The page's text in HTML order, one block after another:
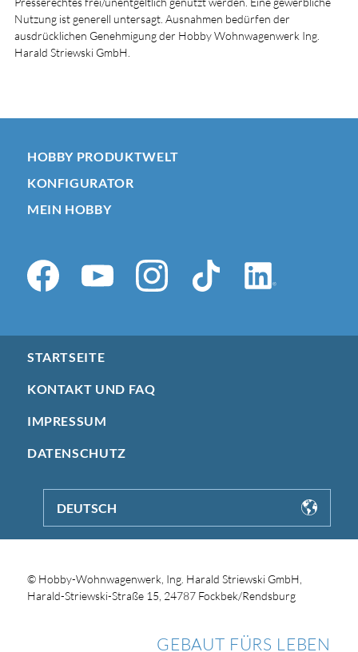
Nutzung ist generell untersagt. Ausnahmen bedürfen der
ausdrücklichen Genehmigung der Hobby Wohnwagenwerk Ing.
Harald Striewski GmbH.
HOBBY PRODUKTWELT
KONFIGURATOR
MEIN HOBBY
STARTSEITE
KONTAKT UND FAQ
IMPRESSUM
DATENSCHUTZ
DEUTSCH
© Hobby-Wohnwagenwerk, Ing. Harald Striewski GmbH,
Harald-Striewski-Straße 15, 24787 Fockbek/Rendsburg
GEBAUT FÜRS LEBEN